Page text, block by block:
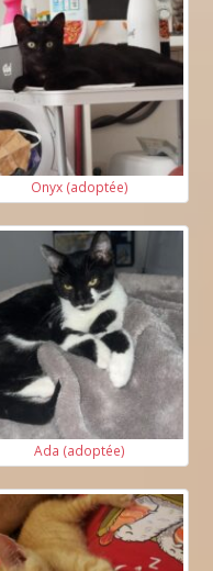
Onyx (adoptée)
Ada (adoptée)